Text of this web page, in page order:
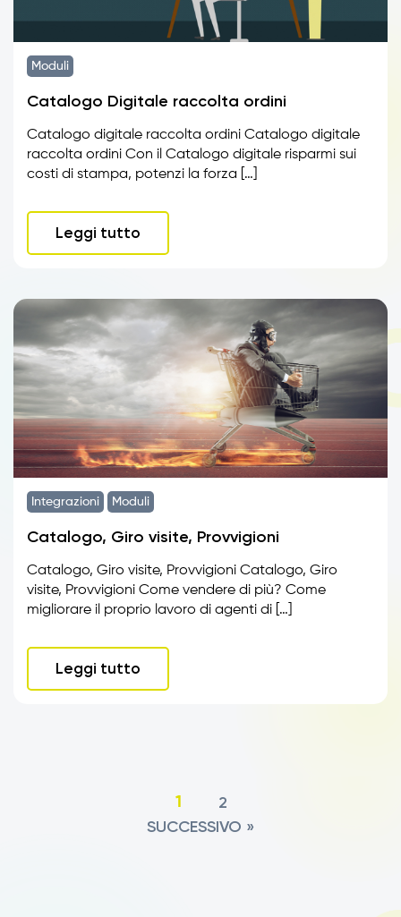
Moduli
Catalogo Digitale raccolta ordini
Catalogo digitale raccolta ordini Catalogo digitale
raccolta ordini Con il Catalogo digitale risparmi sui
costi di stampa, potenzi la forza […]
Leggi tutto
Integrazioni Moduli
Catalogo, Giro visite, Provvigioni
Catalogo, Giro visite, Provvigioni Catalogo, Giro
visite, Provvigioni Come vendere di più? Come
migliorare il proprio lavoro di agenti di […]
Leggi tutto
1
2
SUCCESSIVO »